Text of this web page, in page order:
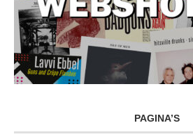
PAGINA’S